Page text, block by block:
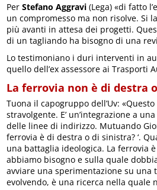
PerStefano Aggravi (Lega) «di fatto
un compromesso ma non risolve. Si
più avanti in attesa dei progetti.
di un tagliando ha bisogno di una
Lo testimoniano i duri interventi in
quello dell’ex assessore ai Trasporti
La ferrovia non è di destra
Tuona il capogruppo dell’Uv:
stravolgente. E’ un’integrazione a
delle linee di indirizzo. Mutuando
ferrovia è di destra o di sinistra? ‘.
una battaglia ideologica. La ferrovia
abbiamo bisogno e sulla quale
avviare una sperimentazione su una
evolvendo, è una ricerca nella quale